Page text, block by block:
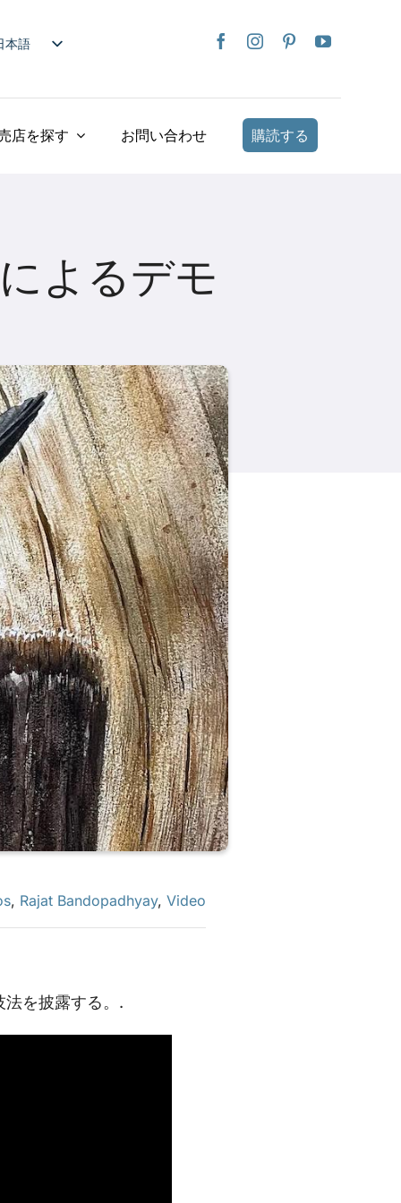
本語
Tiếng Việt
店を探す お問い合わせ 購読する
よるデモ
, Rajat Bandopadhyay, Video
法を披露する。.